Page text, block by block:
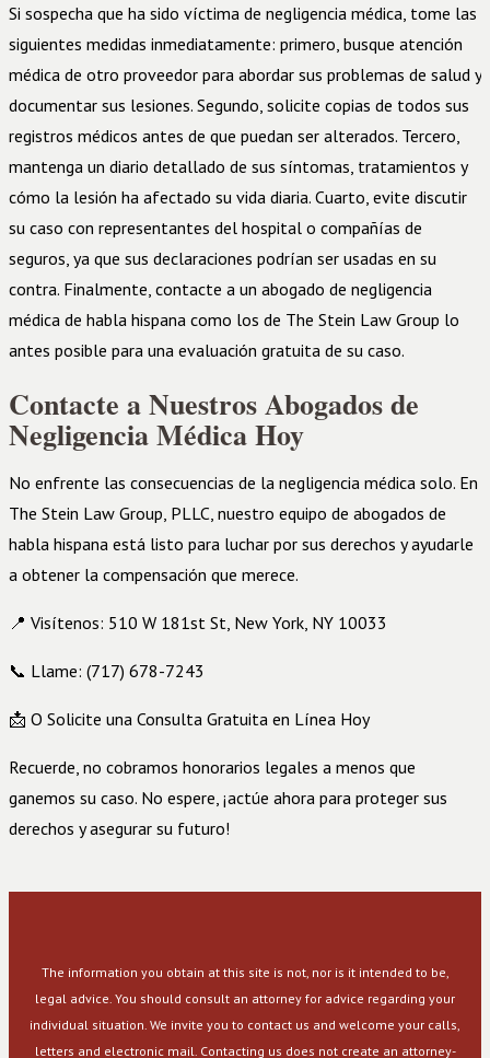
Si sospecha que ha sido víctima de negligencia médica, tome las
siguientes medidas inmediatamente: primero, busque atención
médica de otro proveedor para abordar sus problemas de salud y
documentar sus lesiones. Segundo, solicite copias de todos sus
registros médicos antes de que puedan ser alterados. Tercero,
mantenga un diario detallado de sus síntomas, tratamientos y
cómo la lesión ha afectado su vida diaria. Cuarto, evite discutir
su caso con representantes del hospital o compañías de
seguros, ya que sus declaraciones podrían ser usadas en su
contra. Finalmente, contacte a un abogado de negligencia
médica de habla hispana como los de The Stein Law Group lo
antes posible para una evaluación gratuita de su caso.
Contacte a Nuestros Abogados de
Negligencia Médica Hoy
No enfrente las consecuencias de la negligencia médica solo. En
The Stein Law Group, PLLC, nuestro equipo de abogados de
habla hispana está listo para luchar por sus derechos y ayudarle
a obtener la compensación que merece.
📍 Visítenos: 510 W 181st St, New York, NY 10033
📞 Llame: (717) 678-7243
📩 O Solicite una Consulta Gratuita en Línea Hoy
Recuerde, no cobramos honorarios legales a menos que
ganemos su caso. No espere, ¡actúe ahora para proteger sus
derechos y asegurar su futuro!
The information you obtain at this site is not, nor is it intended to be,
legal advice. You should consult an attorney for advice regarding your
individual situation. We invite you to contact us and welcome your calls,
letters and electronic mail. Contacting us does not create an attorney-